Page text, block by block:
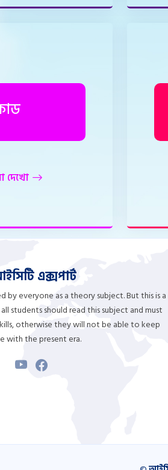
দেখো
এক্সপার্ট
by everyone as a theory subject. But this is a
students should read this subject and must
otherwise they will not be able to keep
with the present era.